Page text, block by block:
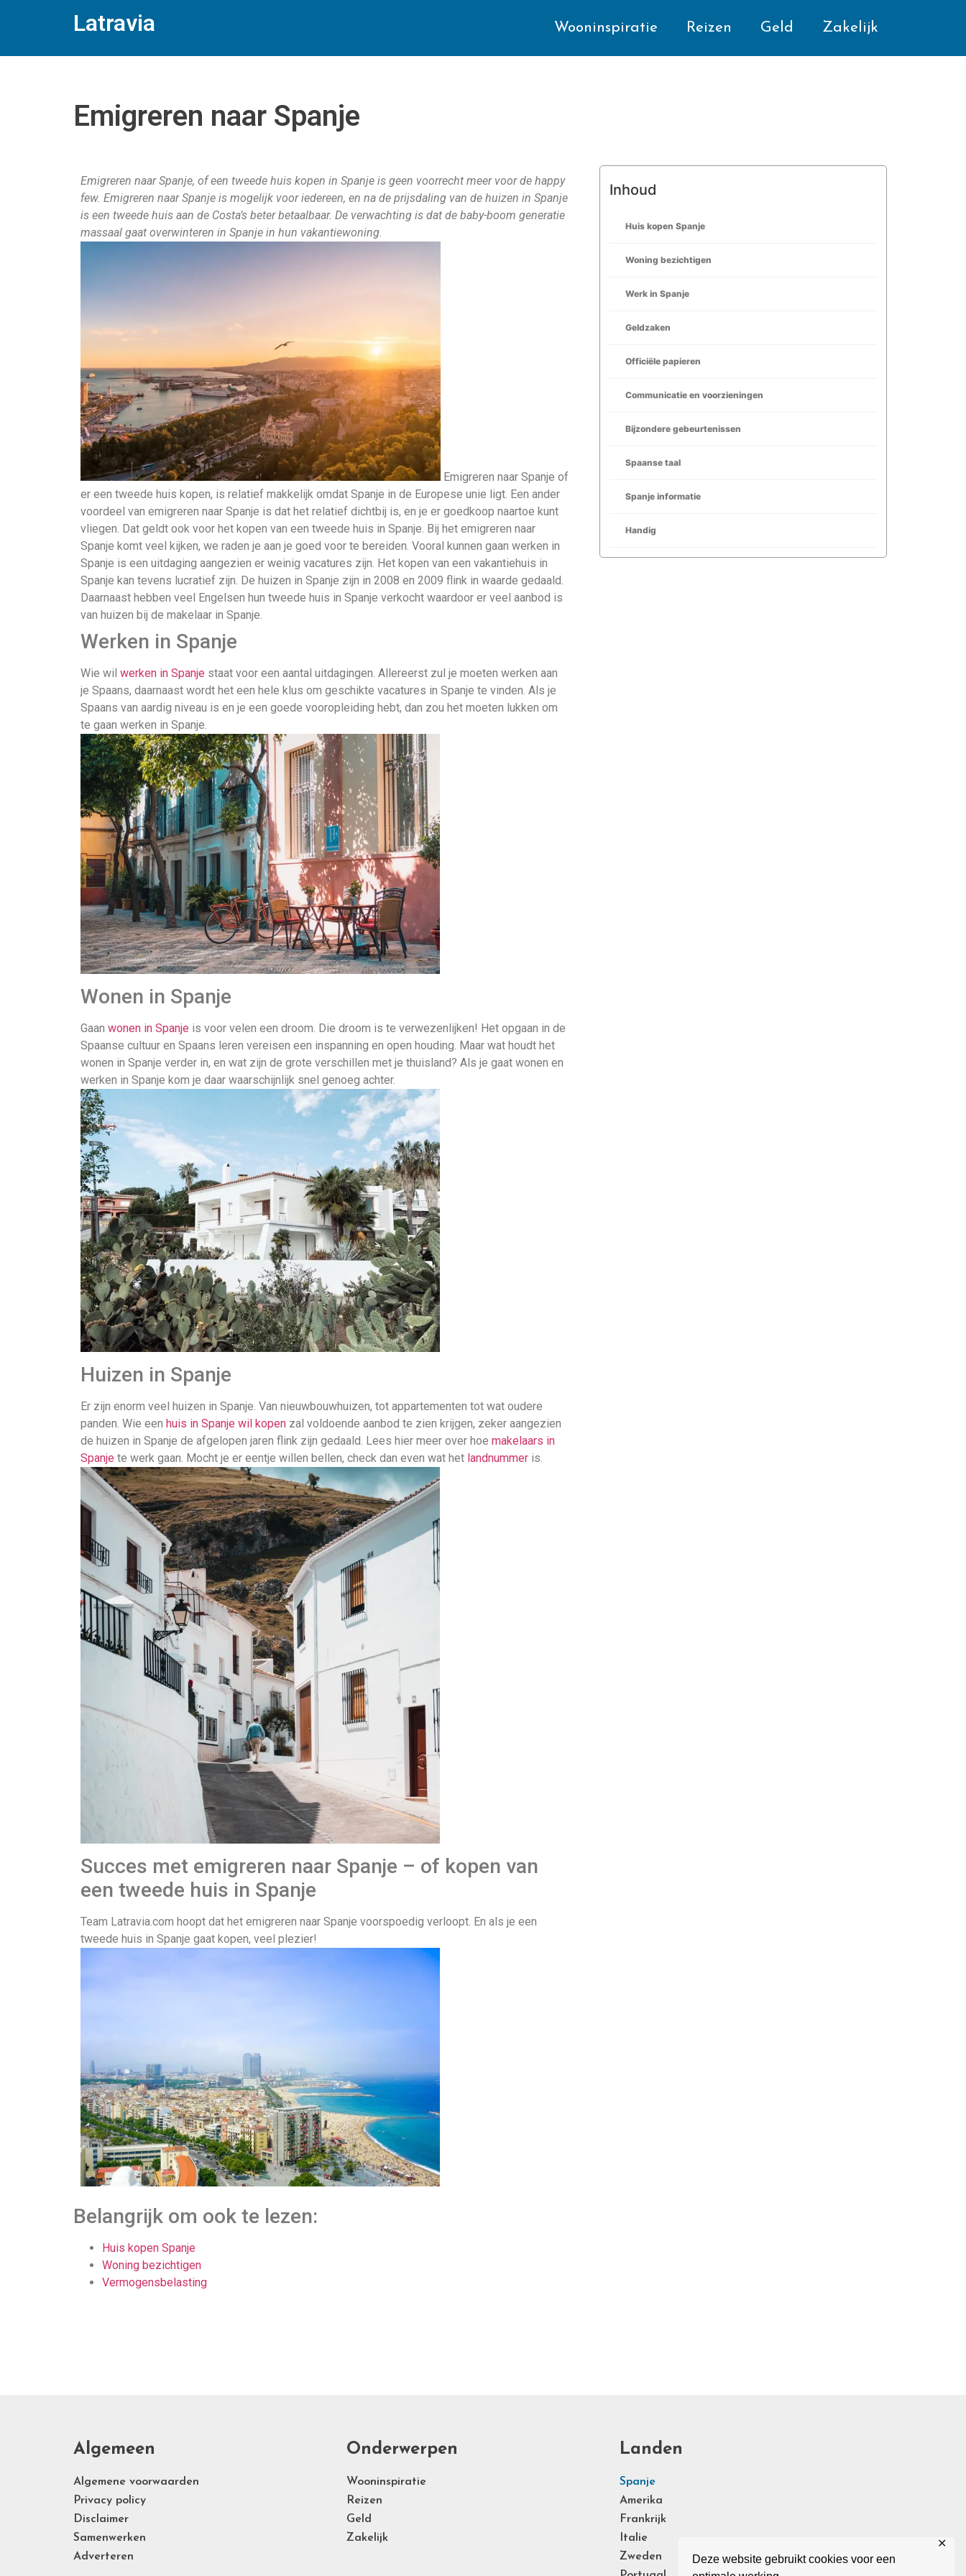
Deze website gebruikt cookies voor een
✕
Latravia Wooninspiratie Reizen Geld Zakelijk
Emigreren naar Spanje
Emigreren naar Spanje, of een tweede huis kopen in Spanje is geen voorrecht meer voor de happy
few. Emigreren naar Spanje is mogelijk voor iedereen, en na de prijsdaling van de huizen in Spanje
is een tweede huis aan de Costa’s beter betaalbaar. De verwachting is dat de baby-boom generatie
massaal gaat overwinteren in Spanje in hun vakantiewoning.
Emigreren naar Spanje of
er een tweede huis kopen, is relatief makkelijk omdat Spanje in de Europese unie ligt. Een ander
voordeel van emigreren naar Spanje is dat het relatief dichtbij is, en je er goedkoop naartoe kunt
vliegen. Dat geldt ook voor het kopen van een tweede huis in Spanje. Bij het emigreren naar
Spanje komt veel kijken, we raden je aan je goed voor te bereiden. Vooral kunnen gaan werken in
Spanje is een uitdaging aangezien er weinig vacatures zijn. Het kopen van een vakantiehuis in
Spanje kan tevens lucratief zijn. De huizen in Spanje zijn in 2008 en 2009 flink in waarde gedaald.
Daarnaast hebben veel Engelsen hun tweede huis in Spanje verkocht waardoor er veel aanbod is
van huizen bij de makelaar in Spanje.
Werken in Spanje
Wie wil werken in Spanje staat voor een aantal uitdagingen. Allereerst zul je moeten werken aan
je Spaans, daarnaast wordt het een hele klus om geschikte vacatures in Spanje te vinden. Als je
Spaans van aardig niveau is en je een goede vooropleiding hebt, dan zou het moeten lukken om
te gaan werken in Spanje.
Wonen in Spanje
Gaan wonen in Spanje is voor velen een droom. Die droom is te verwezenlijken! Het opgaan in de
Spaanse cultuur en Spaans leren vereisen een inspanning en open houding. Maar wat houdt het
wonen in Spanje verder in, en wat zijn de grote verschillen met je thuisland? Als je gaat wonen en
werken in Spanje kom je daar waarschijnlijk snel genoeg achter.
Huizen in Spanje
Er zijn enorm veel huizen in Spanje. Van nieuwbouwhuizen, tot appartementen tot wat oudere
panden. Wie een huis in Spanje wil kopen zal voldoende aanbod te zien krijgen, zeker aangezien
de huizen in Spanje de afgelopen jaren flink zijn gedaald. Lees hier meer over hoe makelaars in
Spanje te werk gaan. Mocht je er eentje willen bellen, check dan even wat het landnummer is.
Succes met emigreren naar Spanje – of kopen van
een tweede huis in Spanje
Team Latravia.com hoopt dat het emigreren naar Spanje voorspoedig verloopt. En als je een
tweede huis in Spanje gaat kopen, veel plezier!
Belangrijk om ook te lezen:
Huis kopen Spanje
Woning bezichtigen
Vermogensbelasting
Inhoud
Huis kopen Spanje
Woning bezichtigen
Werk in Spanje
Geldzaken
Officiële papieren
Communicatie en voorzieningen
Bijzondere gebeurtenissen
Spaanse taal
Spanje informatie
Handig
Algemeen
Algemene voorwaarden
Privacy policy
Disclaimer
Samenwerken
Adverteren
Onderwerpen
Wooninspiratie
Reizen
Geld
Zakelijk
Landen
Spanje
Amerika
Frankrijk
Italie
Zweden